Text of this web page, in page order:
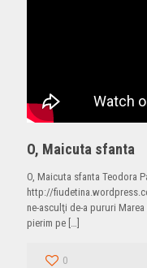
O, Maicuta sfanta
O, Maicuta sfanta Teodora
http://
ne-asculţi de-a pururi
pierim pe
0